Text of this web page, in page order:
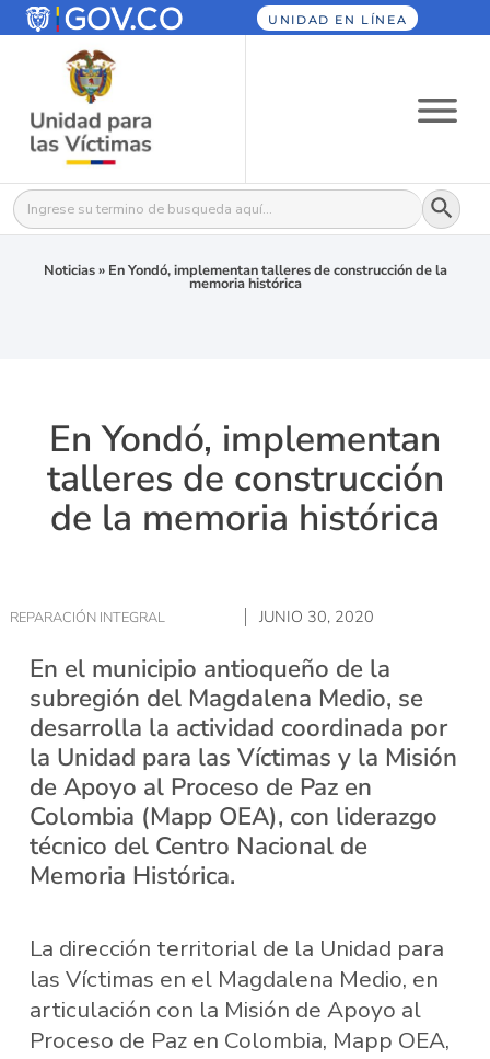
UNIDAD EN LÍNEA
Buscar: Botón
Noticias» En Yondó, implementan talleres de construcción de la
memoria histórica
En Yondó, implementan
talleres de construcción
de la memoria histórica
REPARACIÓN INTEGRAL JUNIO 30, 2020
En el municipio antioqueño de la
subregión del Magdalena Medio, se
desarrolla la actividad coordinada por
la Unidad para las Víctimas y la Misión
de Apoyo al Proceso de Paz en
Colombia (Mapp OEA), con liderazgo
técnico del Centro Nacional de
Memoria Histórica.
La dirección territorial de la Unidad para
las Víctimas en el Magdalena Medio, en
articulación con la Misión de Apoyo al
Proceso de Paz en Colombia, Mapp OEA,